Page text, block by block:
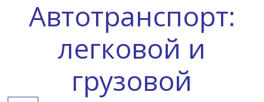
Автотранспорт:
легковой и
грузовой